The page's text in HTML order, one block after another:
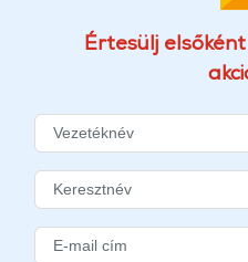
Értesülj